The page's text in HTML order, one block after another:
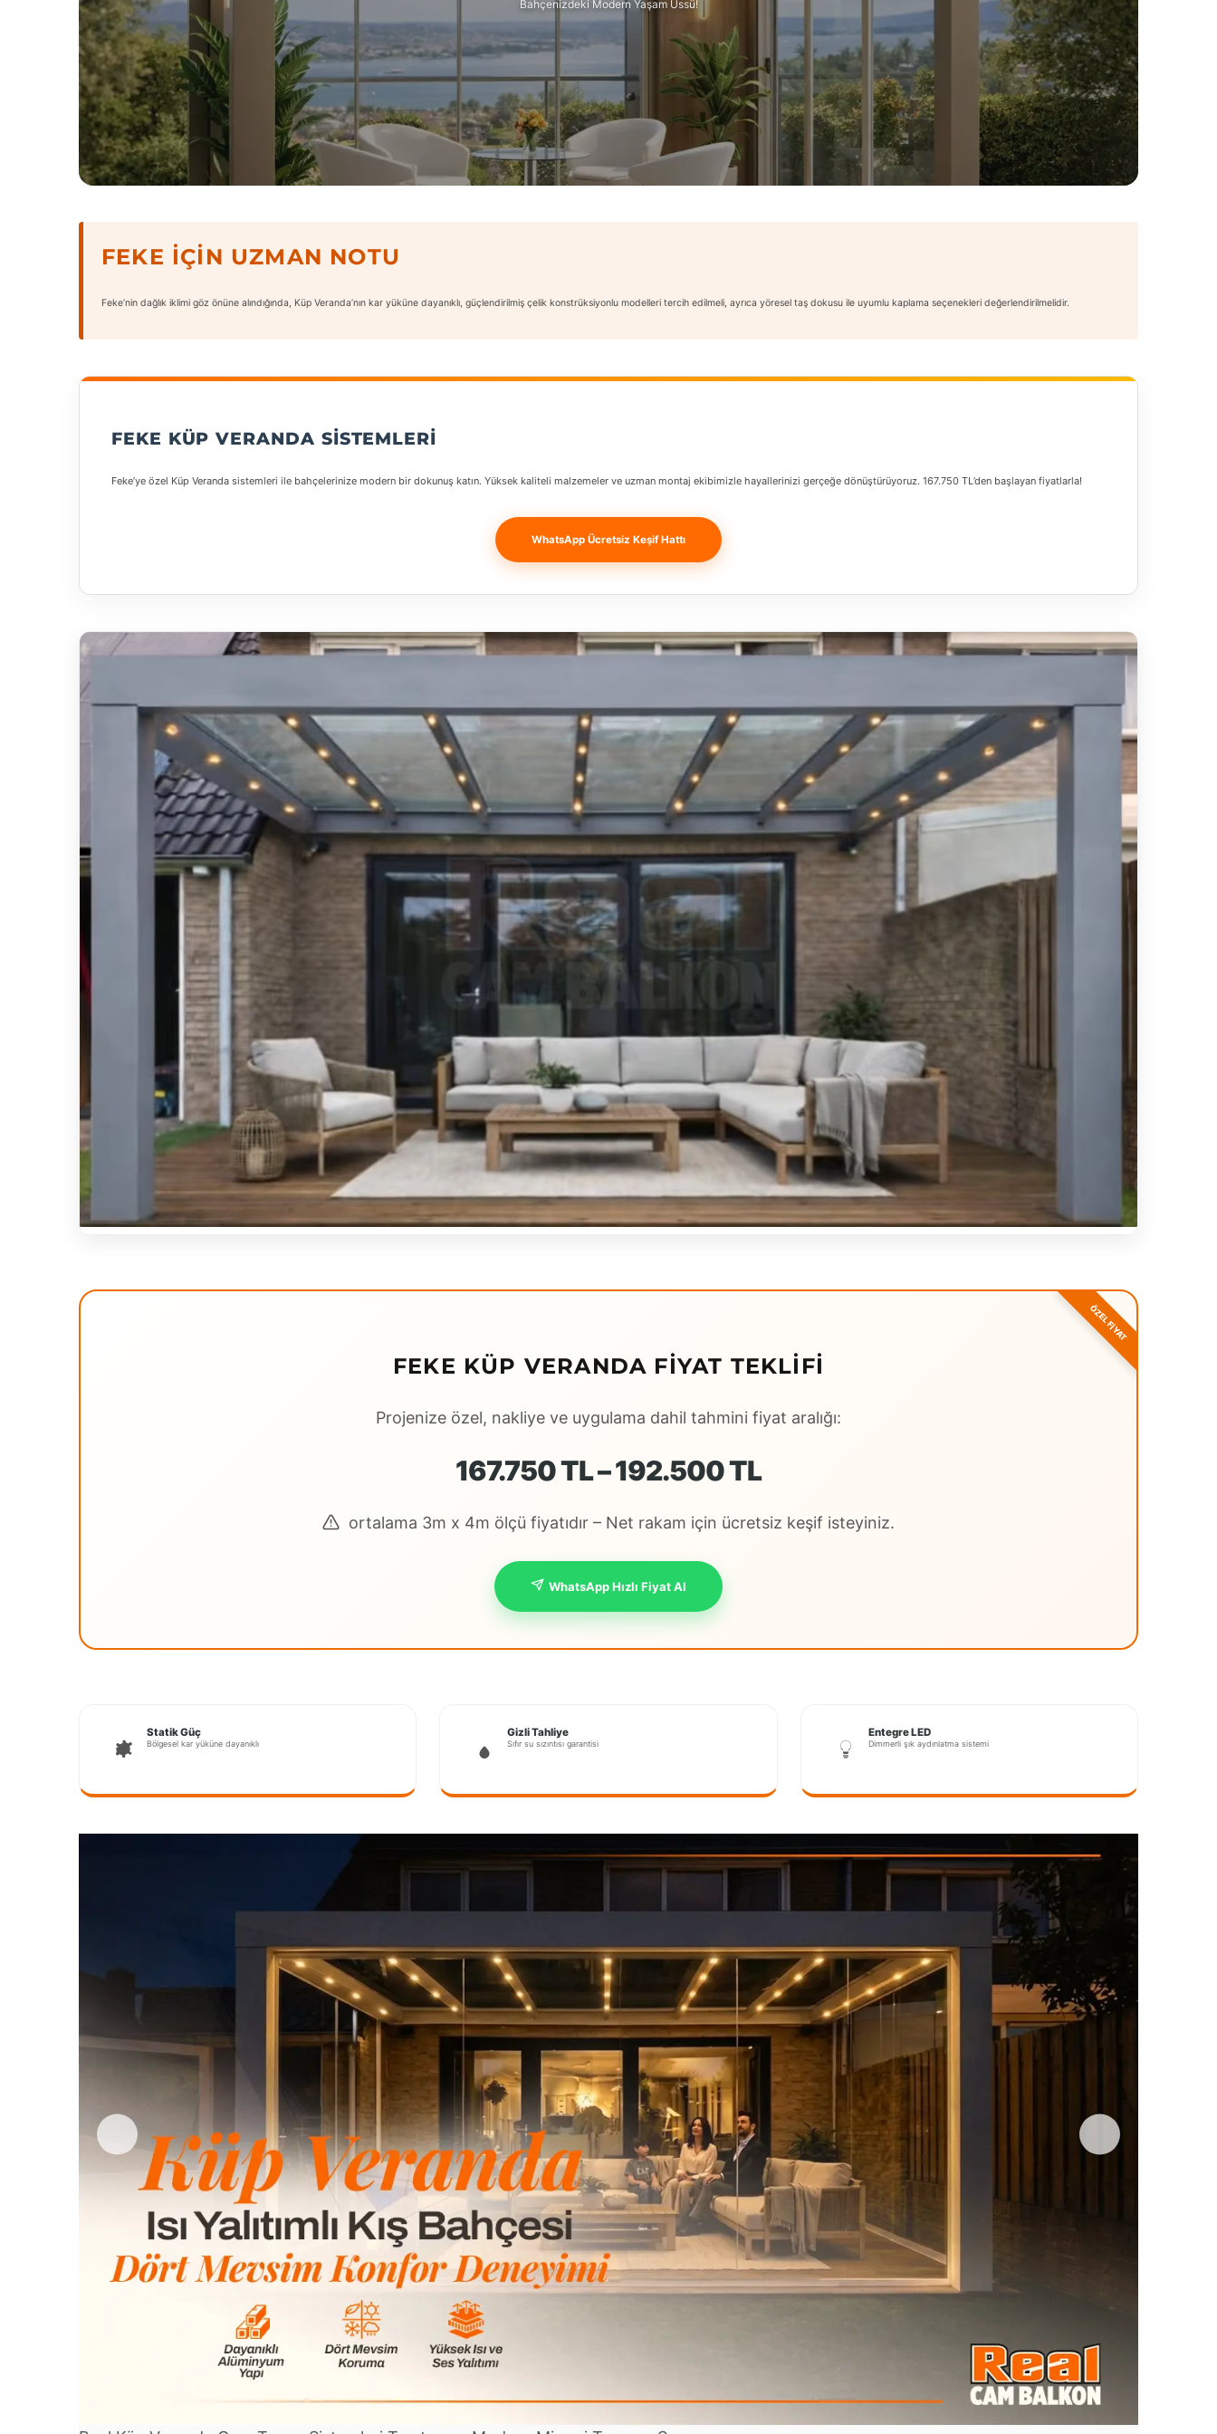
Bahçenizdeki Modern Yaşam Üssü!
FEKE İÇIN UZMAN NOTU
Feke’nin dağlık iklimi göz önüne alındığında, Küp Veranda’nın kar yüküne dayanıklı, güçlendirilmiş çelik konstrüksiyonlu modelleri tercih edilmeli, ayrıca yöresel taş dokusu ile uyumlu kaplama seçenekleri değerlendirilmelidir.
FEKE KÜP VERANDA SISTEMLERI
Feke’ye özel Küp Veranda sistemleri ile bahçelerinize modern bir dokunuş katın. Yüksek kaliteli malzemeler ve uzman montaj ekibimizle hayallerinizi gerçeğe dönüştürüyoruz. 167.750 TL’den başlayan fiyatlarla!
WhatsApp Ücretsiz Keşif Hattı
FEKE KÜP VERANDA FIYAT TEKLIFI
Projenize özel, nakliye ve uygulama dahil tahmini fiyat aralığı:
167.750 TL – 192.500 TL
ortalama 3m x 4m ölçü fiyatıdır – Net rakam için ücretsiz keşif isteyiniz.
WhatsApp Hızlı Fiyat Al
Statik Güç
Bölgesel kar yüküne dayanıklı
Gizli Tahliye
Sıfır su sızıntısı garantisi
Entegre LED
Dimmerli şık aydınlatma sistemi